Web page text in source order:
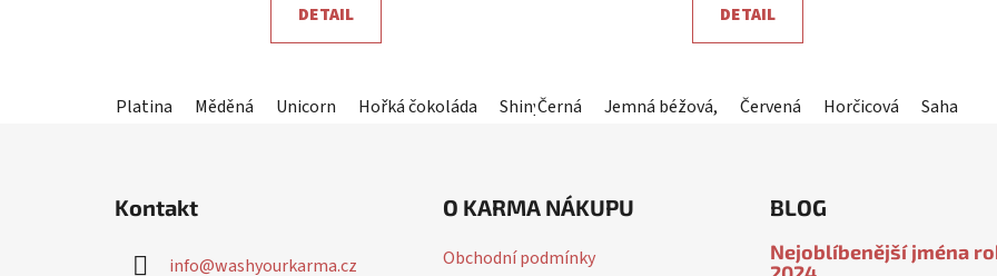
z
DETAIL
Platina Měděná Unicorn Hořká čokoláda Shiny Mauve
DETAIL
Černá Jemná béžová, Červená Horčicová Sahara
Kontakt
info@washyourkarma.cz
O KARMA NÁKUPU
Obchodní podmínky
BLOG
Nejoblíbenější jména